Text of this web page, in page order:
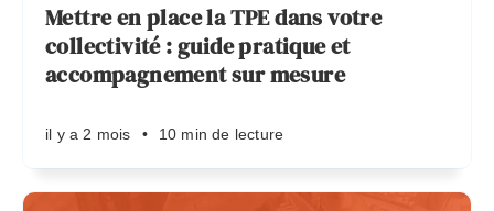
Mettre en place la TPE dans votre
collectivité : guide pratique et
accompagnement sur mesure
il y a 2 mois • 10 min de lecture